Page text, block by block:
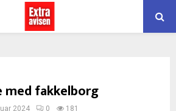
med fakkelborg
2024 0 181